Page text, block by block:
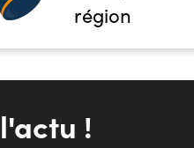
région
!